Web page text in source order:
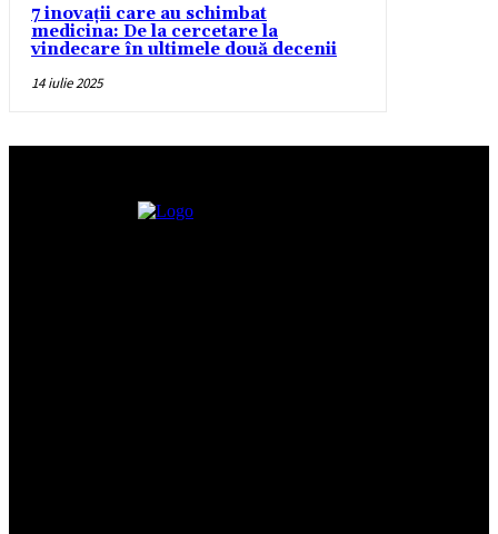
7 inovații care au schimbat
medicina: De la cercetare la
vindecare în ultimele două decenii
14 iulie 2025